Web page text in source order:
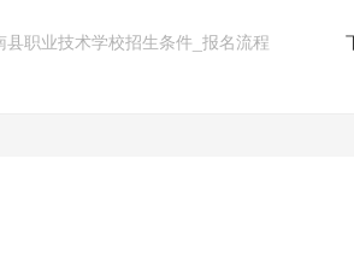
县职业技术学校招生条件_报名流程